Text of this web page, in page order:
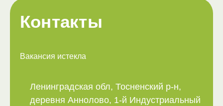
Контакты
Вакансия истекла
Ленинградская обл, Тосненский р-н,
деревня Аннолово, 1-й Индустриальный